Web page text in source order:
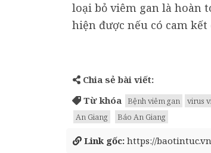
loại bỏ viêm gan là hoàn
hiện được nếu có cam
Chia sẻ bài viết:
Từ khóa
Bệnh viêm gan virus
An Giang
Báo An Giang
Link gốc: https://